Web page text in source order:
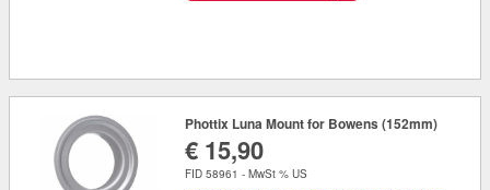
Phottix Luna Mount for Bowens (152mm)
€ 15,90
FID 58961 - MwSt % US